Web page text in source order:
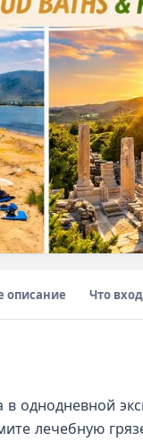
описание Что
однодневной
лечебную